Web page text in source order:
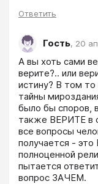
Ответить
Гость, 20
А вы хоть сами
верите?.. или
истину? В том то
тайны
было бы споров,
также ВЕРИТЕ в
все вопросы
получается -
полноценной
пытается
вопрос ЗАЧЕМ.